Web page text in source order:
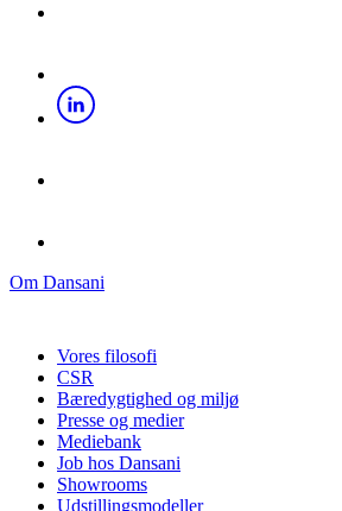
Om Dansani
Vores filosofi
CSR
Bæredygtighed og miljø
Presse og medier
Mediebank
Job hos Dansani
Showrooms
Udstillingsmodeller